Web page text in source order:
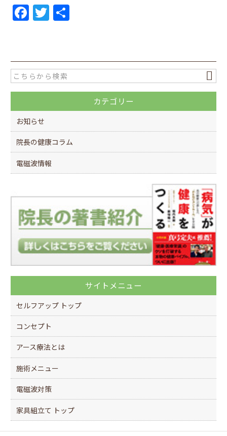
F
a
e
b
o
o
k
T
w
er
カテゴリー
お知らせ
院長の健康コラム
電磁波情報
サイトメニュー
セルフアップ トップ
コンセプト
アース療法とは
施術メニュー
電磁波対策
家具組立て トップ